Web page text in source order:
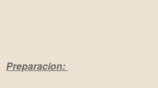
Preparacion: